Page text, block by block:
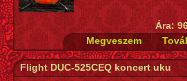
Ára:
Flight DUC-525CEQ koncert uku